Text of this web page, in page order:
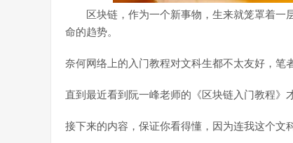
区块链，作为一个新事物，生来就笼罩着一
命的趋势。
奈何网络上的入门教程对文科生都不太友好，笔
直到最近看到阮一峰老师的《区块链入门教程》
接下来的内容，保证你看得懂，因为连我这个文